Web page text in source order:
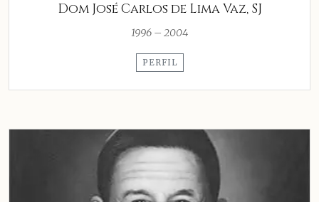
Dom José Carlos de Lima Vaz, SJ
1996 – 2004
PERFIL